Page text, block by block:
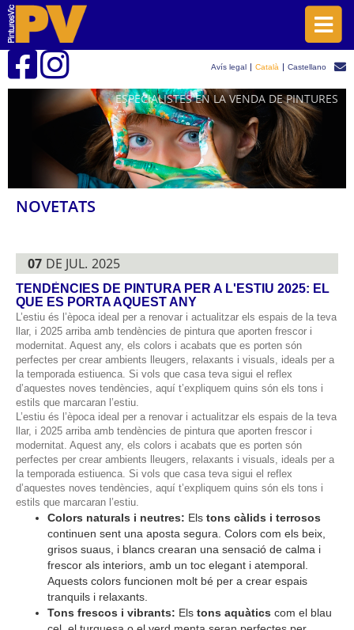
Avís legal Català Castellano
ESPECIALISTES EN LA VENDA DE PINTURES
NOVETATS
07 DE JUL. 2025
TENDÈNCIES DE PINTURA PER A L'ESTIU 2025: EL
QUE ES PORTA AQUEST ANY
L’estiu és l’època ideal per a renovar i actualitzar els espais de la teva
llar, i 2025 arriba amb tendències de pintura que aporten frescor i
modernitat. Aquest any, els colors i acabats que es porten són
perfectes per crear ambients lleugers, relaxants i visuals, ideals per a
la temporada estiuenca. Si vols que casa teva sigui el reflex
d’aquestes noves tendències, aquí t’expliquem quins són els tons i
estils que marcaran l’estiu.
L’estiu és l’època ideal per a renovar i actualitzar els espais de la teva
llar, i 2025 arriba amb tendències de pintura que aporten frescor i
modernitat. Aquest any, els colors i acabats que es porten són
perfectes per crear ambients lleugers, relaxants i visuals, ideals per a
la temporada estiuenca. Si vols que casa teva sigui el reflex
d’aquestes noves tendències, aquí t’expliquem quins són els tons i
estils que marcaran l’estiu.
Colors naturals i neutres: Els tons càlids i terrosos
continuen sent una aposta segura. Colors com els beix,
grisos suaus, i blancs crearan una sensació de calma i
frescor als interiors, amb un toc elegant i atemporal.
Aquests colors funcionen molt bé per a crear espais
tranquils i relaxants.
Tons frescos i vibrants: Els tons aquàtics com el blau